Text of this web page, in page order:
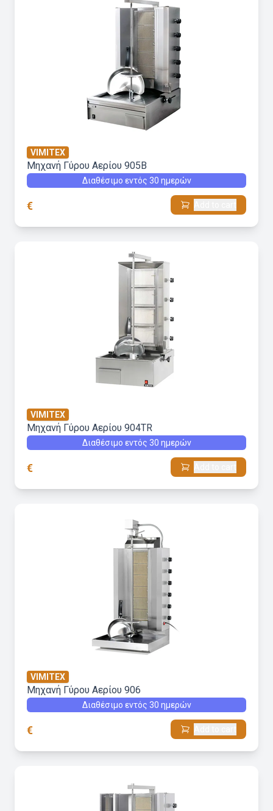
VIMITEX
Μηχανή Γύρου Aερίου 905B
Διαθέσιμο εντός 30 ημερών
€
VIMITEX
Μηχανή Γύρου Aερίου 904TR
Διαθέσιμο εντός 30 ημερών
€
VIMITEX
Μηχανή Γύρου Aερίου 906
Διαθέσιμο εντός 30 ημερών
€